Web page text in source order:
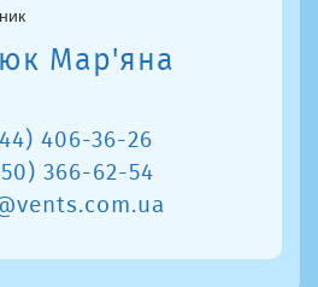
Мар'яна
406-36-26
366-62-54